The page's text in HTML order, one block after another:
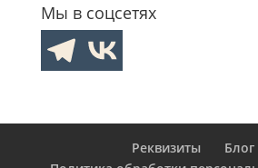
Мы в соцсетях
Реквизиты
Блог